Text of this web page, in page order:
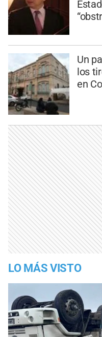
Un
los
en
LO MÁS VISTO